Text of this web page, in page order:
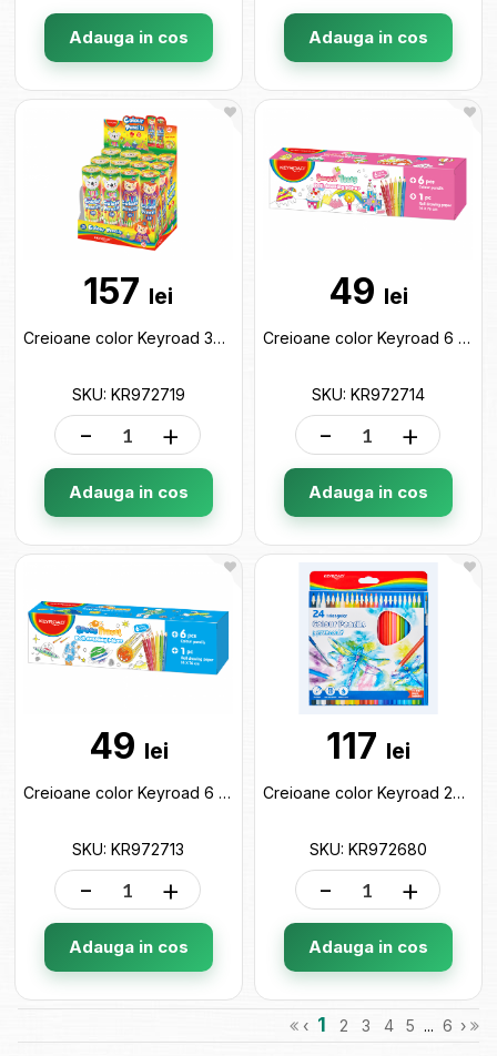
Adauga in cos Adauga in cos
157 lei
Creioane color Keyroad 36 culori (tub) KR972719
SKU: KR972719
- +
Adauga in cos
49 lei
Creioane color Keyroad 6 culori Fete(tub de colorat) KR972714
SKU: KR972714
- +
Adauga in cos
49 lei
Creioane color Keyroad 6 culori Baieti(tub de colorat) KR972713
SKU: KR972713
- +
Adauga in cos
117 lei
Creioane color Keyroad 24 culori Acuarela+pensula KR972680
SKU: KR972680
- +
Adauga in cos
‹ 1 2 3 4 5 ... 6 ›